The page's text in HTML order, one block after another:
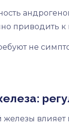
приводить
не
влияет